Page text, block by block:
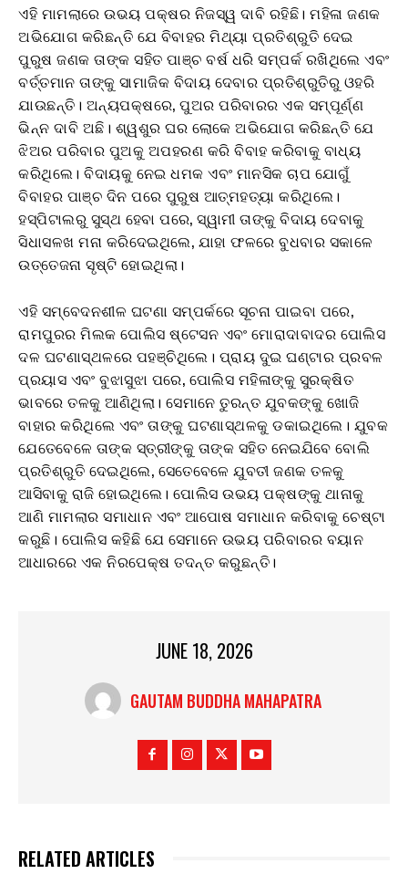
ଏହି ମାମଲାରେ ଉଭୟ ପକ୍ଷର ନିଜସ୍ୱ ଦାବି ରହିଛି। ମହିଳା ଜଣକ
ଅଭିଯୋଗ କରିଛନ୍ତି ଯେ ବିବାହର ମିଥ୍ୟା ପ୍ରତିଶ୍ରୁତି ଦେଇ
ପୁରୁଷ ଜଣକ ତାଙ୍କ ସହିତ ପାଞ୍ଚ ବର୍ଷ ଧରି ସମ୍ପର୍କ ରଖିଥିଲେ ଏବଂ
ବର୍ତ୍ତମାନ ତାଙ୍କୁ ସାମାଜିକ ବିଦାୟ ଦେବାର ପ୍ରତିଶ୍ରୁତିରୁ ଓହରି
ଯାଉଛନ୍ତି। ଅନ୍ୟପକ୍ଷରେ, ପୁଅର ପରିବାରର ଏକ ସମ୍ପୂର୍ଣ୍ଣ
ଭିନ୍ନ ଦାବି ଅଛି। ଶ୍ୱଶୁର ଘର ଲୋକେ ଅଭିଯୋଗ କରିଛନ୍ତି ଯେ
ଝିଅର ପରିବାର ପୁଅକୁ ଅପହରଣ କରି ବିବାହ କରିବାକୁ ବାଧ୍ୟ
କରିଥିଲେ। ବିଦାୟକୁ ନେଇ ଧମକ ଏବଂ ମାନସିକ ଚାପ ଯୋଗୁଁ
ବିବାହର ପାଞ୍ଚ ଦିନ ପରେ ପୁରୁଷ ଆତ୍ମହତ୍ୟା କରିଥିଲେ।
ହସ୍ପିଟାଲରୁ ସୁସ୍ଥ ହେବା ପରେ, ସ୍ୱାମୀ ତାଙ୍କୁ ବିଦାୟ ଦେବାକୁ
ସିଧାସଳଖ ମନା କରିଦେଇଥିଲେ, ଯାହା ଫଳରେ ବୁଧବାର ସକାଳେ
ଉତ୍ତେଜନା ସୃଷ୍ଟି ହୋଇଥିଲା।
ଏହି ସମ୍ବେଦନଶୀଳ ଘଟଣା ସମ୍ପର୍କରେ ସୂଚନା ପାଇବା ପରେ,
ରାମପୁରର ମିଲକ ପୋଲିସ ଷ୍ଟେସନ ଏବଂ ମୋରାଦାବାଦର ପୋଲିସ
ଦଳ ଘଟଣାସ୍ଥଳରେ ପହଞ୍ଚିଥିଲେ। ପ୍ରାୟ ଦୁଇ ଘଣ୍ଟାର ପ୍ରବଳ
ପ୍ରୟାସ ଏବଂ ବୁଝାସୁଝା ପରେ, ପୋଲିସ ମହିଳାଙ୍କୁ ସୁରକ୍ଷିତ
ଭାବରେ ତଳକୁ ଆଣିଥିଲା। ସେମାନେ ତୁରନ୍ତ ଯୁବକଙ୍କୁ ଖୋଜି
ବାହାର କରିଥିଲେ ଏବଂ ତାଙ୍କୁ ଘଟଣାସ୍ଥଳକୁ ଡକାଇଥିଲେ। ଯୁବକ
ଯେତେବେଳେ ତାଙ୍କ ସ୍ତ୍ରୀଙ୍କୁ ତାଙ୍କ ସହିତ ନେଇଯିବେ ବୋଲି
ପ୍ରତିଶ୍ରୁତି ଦେଇଥିଲେ, ସେତେବେଳେ ଯୁବତୀ ଜଣକ ତଳକୁ
ଆସିବାକୁ ରାଜି ହୋଇଥିଲେ। ପୋଲିସ ଉଭୟ ପକ୍ଷଙ୍କୁ ଥାନାକୁ
ଆଣି ମାମଲାର ସମାଧାନ ଏବଂ ଆପୋଷ ସମାଧାନ କରିବାକୁ ଚେଷ୍ଟା
କରୁଛି। ପୋଲିସ କହିଛି ଯେ ସେମାନେ ଉଭୟ ପରିବାରର ବୟାନ
ଆଧାରରେ ଏକ ନିରପେକ୍ଷ ତଦନ୍ତ କରୁଛନ୍ତି।
JUNE 18, 2026
GAUTAM BUDDHA MAHAPATRA
RELATED ARTICLES